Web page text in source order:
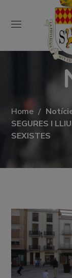
Home
SEGURES I
SEXISTES